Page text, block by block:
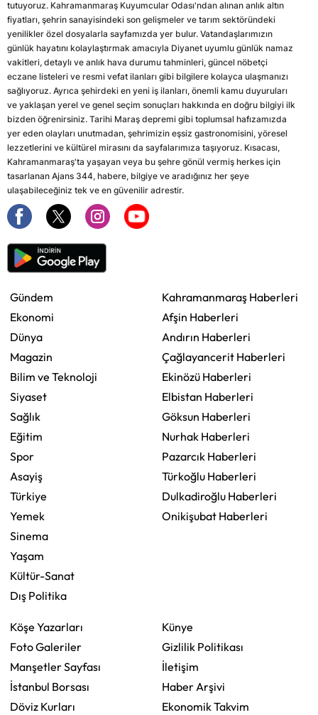
tutuyoruz. Kahramanmaraş Kuyumcular Odası'ndan alınan anlık altın
fiyatları, şehrin sanayisindeki son gelişmeler ve tarım sektöründeki
yenilikler özel dosyalarla sayfamızda yer bulur. Vatandaşlarımızın
günlük hayatını kolaylaştırmak amacıyla Diyanet uyumlu günlük namaz
vakitleri, detaylı ve anlık hava durumu tahminleri, güncel nöbetçi
eczane listeleri ve resmi vefat ilanları gibi bilgilere kolayca ulaşmanızı
sağlıyoruz. Ayrıca şehirdeki en yeni iş ilanları, önemli kamu duyuruları
ve yaklaşan yerel ve genel seçim sonuçları hakkında en doğru bilgiyi ilk
bizden öğrenirsiniz. Tarihi Maraş depremi gibi toplumsal hafızamızda
yer eden olayları unutmadan, şehrimizin eşsiz gastronomisini, yöresel
lezzetlerini ve kültürel mirasını da sayfalarımıza taşıyoruz. Kısacası,
Kahramanmaraş'ta yaşayan veya bu şehre gönül vermiş herkes için
tasarlanan Ajans 344, habere, bilgiye ve aradığınız her şeye
ulaşabileceğiniz tek ve en güvenilir adrestir.
Gündem
Ekonomi
Dünya
Magazin
Bilim ve Teknoloji
Siyaset
Sağlık
Eğitim
Spor
Asayiş
Türkiye
Yemek
Sinema
Yaşam
Kültür-Sanat
Dış Politika
Kahramanmaraş Haberleri
Afşin Haberleri
Andırın Haberleri
Çağlayancerit Haberleri
Ekinözü Haberleri
Elbistan Haberleri
Göksun Haberleri
Nurhak Haberleri
Pazarcık Haberleri
Türkoğlu Haberleri
Dulkadiroğlu Haberleri
Onikişubat Haberleri
Köşe Yazarları
Foto Galeriler
Manşetler Sayfası
İstanbul Borsası
Döviz Kurları
Künye
Gizlilik Politikası
İletişim
Haber Arşivi
Ekonomik Takvim